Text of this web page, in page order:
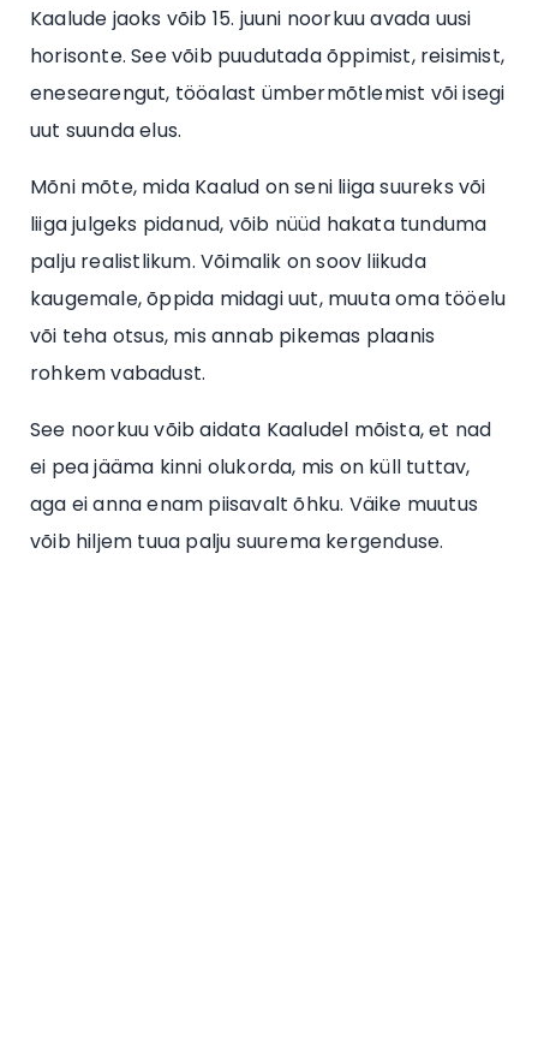
Kaalude jaoks võib 15. juuni noorkuu avada uusi
horisonte. See võib puudutada õppimist, reisimist,
enesearengut, tööalast ümbermõtlemist või isegi
uut suunda elus.
Mõni mõte, mida Kaalud on seni liiga suureks või
liiga julgeks pidanud, võib nüüd hakata tunduma
palju realistlikum. Võimalik on soov liikuda
kaugemale, õppida midagi uut, muuta oma tööelu
või teha otsus, mis annab pikemas plaanis
rohkem vabadust.
See noorkuu võib aidata Kaaludel mõista, et nad
ei pea jääma kinni olukorda, mis on küll tuttav,
aga ei anna enam piisavalt õhku. Väike muutus
võib hiljem tuua palju suurema kergenduse.